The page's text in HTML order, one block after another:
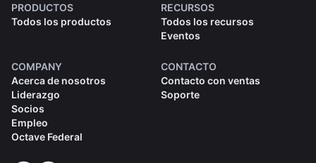
PRODUCTOS
Todos los productos
RECURSOS
Todos los recursos
Eventos
COMPANY
Acerca de nosotros
Liderazgo
Socios
Empleo
Octave Federal
CONTACTO
Contacto con ventas
Soporte